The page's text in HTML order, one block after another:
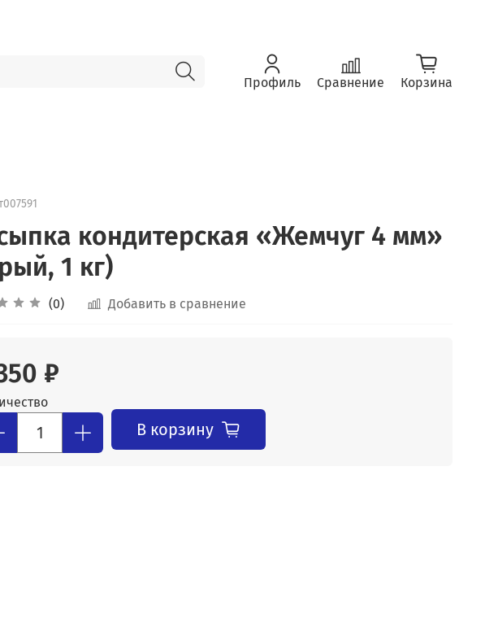
Профиль Сравнение Корзина
кондитерская «Жемчуг 4 мм»
1 кг)
(0) Добавить в сравнение
₽
В корзину